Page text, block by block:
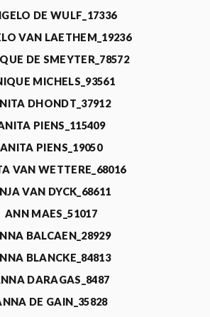
DE WULF_17336
VAN LAETHEM_19236
DE SMEYTER_78572
MICHELS_93561
DHONDT_37912
PIENS_115409
ANITA PIENS_19050
VAN WETTERE_68016
VAN DYCK_68611
ANN MAES_51017
BALCAEN_28929
BLANCKE_84813
DARAGAS_8487
DE GAIN_35828